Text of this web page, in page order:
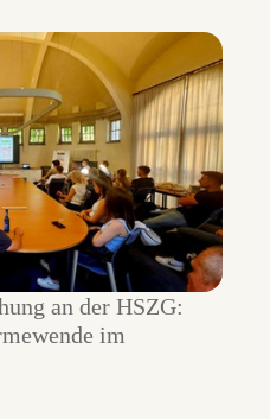
an der HSZG:
im